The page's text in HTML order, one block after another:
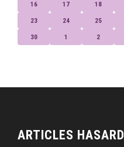
16 17 18
23 24 25
30 1 2
ARTICLES HASARD